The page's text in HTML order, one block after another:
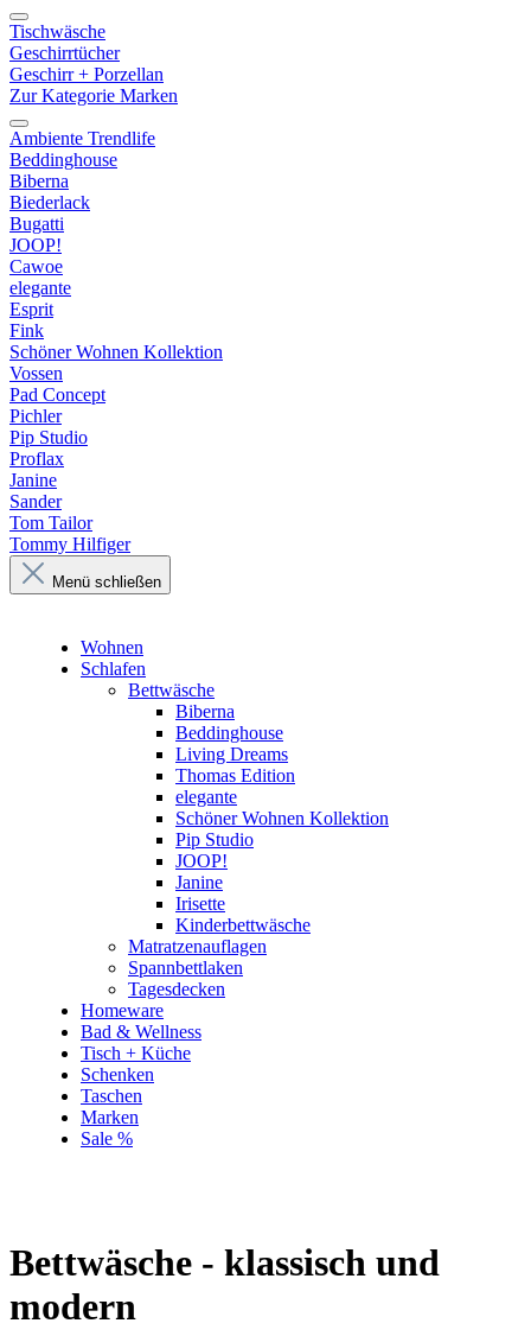
Tischwäsche
Geschirrtücher
Geschirr + Porzellan
Zur Kategorie Marken
Ambiente Trendlife
Beddinghouse
Biberna
Biederlack
Bugatti
JOOP!
Cawoe
elegante
Esprit
Fink
Schöner Wohnen Kollektion
Vossen
Pad Concept
Pichler
Pip Studio
Proflax
Janine
Sander
Tom Tailor
Tommy Hilfiger
Menü schließen
Wohnen
Schlafen
Bettwäsche
Biberna
Beddinghouse
Living Dreams
Thomas Edition
elegante
Schöner Wohnen Kollektion
Pip Studio
JOOP!
Janine
Irisette
Kinderbettwäsche
Matratzenauflagen
Spannbettlaken
Tagesdecken
Homeware
Bad & Wellness
Tisch + Küche
Schenken
Taschen
Marken
Sale %
Bettwäsche - klassisch und
modern